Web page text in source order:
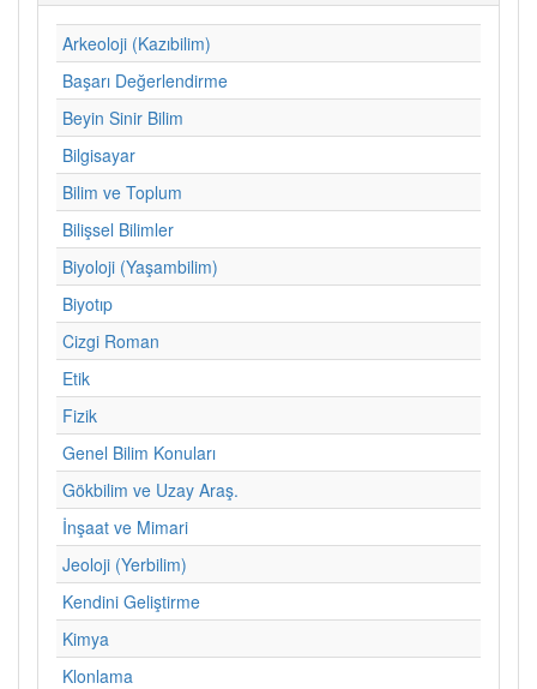
Arkeoloji (Kazıbilim)
Başarı Değerlendirme
Beyin Sinir Bilim
Bilgisayar
Bilim ve Toplum
Bilişsel Bilimler
Biyoloji (Yaşambilim)
Biyotıp
Cizgi Roman
Etik
Fizik
Genel Bilim Konuları
Gökbilim ve Uzay Araş.
İnşaat ve Mimari
Jeoloji (Yerbilim)
Kendini Geliştirme
Kimya
Klonlama